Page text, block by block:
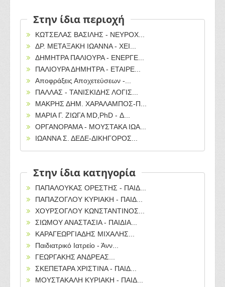
Στην ίδια περιοχή
ΚΩΤΣΕΛΑΣ ΒΑΣΙΛΗΣ - ΝΕΥΡΟΧ...
ΔΡ. ΜΕΤΑΞΑΚΗ ΙΩΑΝΝΑ - ΧΕΙ...
ΔΗΜΗΤΡΑ ΠΑΛΙΟΥΡΑ - ΕΝΕΡΓΕ...
ΠΑΛΙΟΥΡΑ ΔΗΜΗΤΡΑ - ΕΤΑΙΡΕ...
Αποφράξεις Αποχετεύσεων -...
ΠΑΛΛΑΣ - ΤΑΝΙΣΚΙΔΗΣ ΛΟΓΙΣ...
ΜΑΚΡΗΣ ΔΗΜ. ΧΑΡΑΛΑΜΠΟΣ-Π...
ΜΑΡΙΑ Γ. ΖΙΩΓΑ MD,PhD - Δ...
ΟΡΓΑΝΟΡΑΜΑ - ΜΟΥΣΤΑΚΑ ΙΩΑ...
ΙΩΑΝΝΑ Σ. ΔΕΔΕ-ΔΙΚΗΓΟΡΟΣ...
Στην ίδια κατηγορία
ΠΑΠΑΛΟΥΚΑΣ ΟΡΕΣΤΗΣ - ΠΑΙΔ...
ΠΑΠΑΖΟΓΛΟΥ ΚΥΡΙΑΚΗ - ΠΑΙΔ...
ΧΟΥΡΣΟΓΛΟΥ ΚΩΝΣΤΑΝΤΙΝΟΣ...
ΣΙΩΜΟΥ ΑΝΑΣΤΑΣΙΑ - ΠΑΙΔΙΑ...
ΚΑΡΑΓΕΩΡΓΙΑΔΗΣ ΜΙΧΑΛΗΣ...
Παιδιατρικό Ιατρείο - Άνν...
ΓΕΩΡΓΑΚΗΣ ΑΝΔΡΕΑΣ...
ΣΚΕΠΕΤΑΡΑ ΧΡΙΣΤΙΝΑ - ΠΑΙΔ...
ΜΟΥΣΤΑΚΑΛΗ ΚΥΡΙΑΚΗ - ΠΑΙΔ...